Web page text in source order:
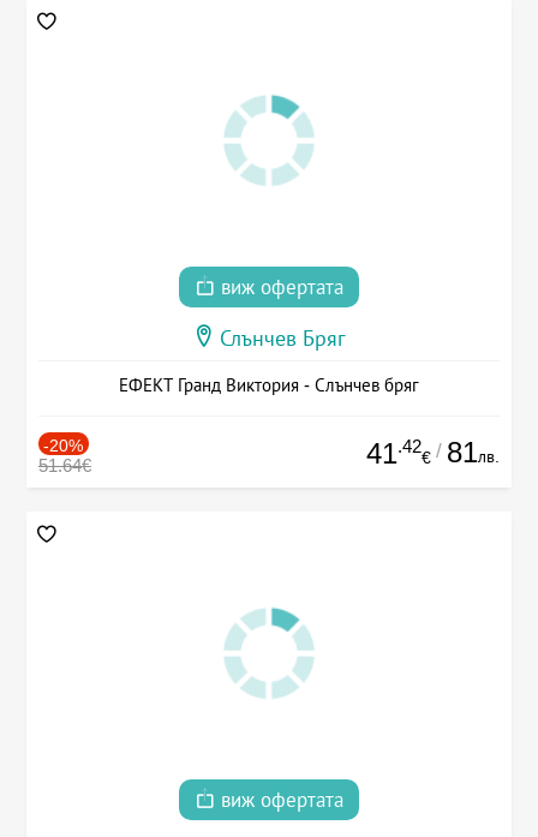
виж офертата
Слънчев Бряг
ЕФЕКТ Гранд Виктория - Слънчев бряг
-20%
51.64€ 41.42
€ / 81лв.
виж офертата